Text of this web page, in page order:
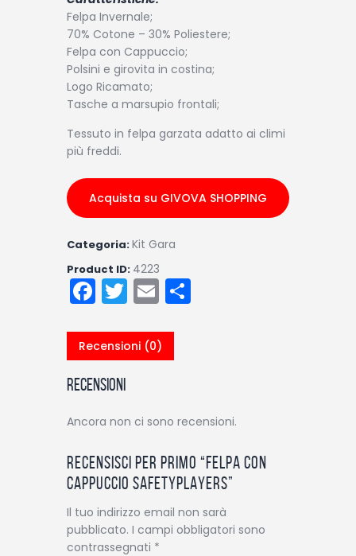
Felpa Invernale;
70% Cotone – 30% Poliestere;
Felpa con Cappuccio;
Polsini e girovita in costina;
Logo Ricamato;
Tasche a marsupio frontali;
Tessuto in felpa garzata adatto ai climi
più freddi.
Acquista su GIVOVA SHOPPING
Categoria:Kit Gara
Product ID: 4223
F
a
c
e
b
o
k
T
w
itt
er
E
m
ai
l
di
Recensioni (0)
Recensioni
Ancora non ci sono recensioni.
Recensisci per primo “Felpa con
Cappuccio SAFETYPLAYERS”
Il tuo indirizzo email non sarà
pubblicato. I campi obbligatori sono
contrassegnati *